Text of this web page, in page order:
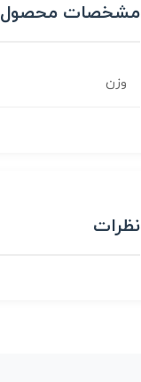
مشخصات محصول
وزن
نظرات